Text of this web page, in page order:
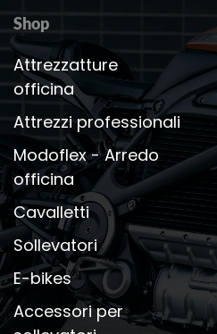
Shop
Attrezzatture
officina
Attrezzi professionali
Modoflex - Arredo
officina
Cavalletti
Sollevatori
E-bikes
Accessori per